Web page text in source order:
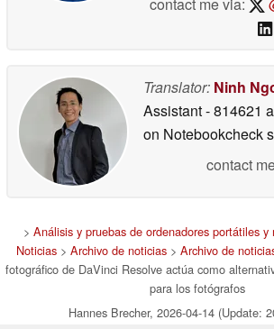
Translator: Ninh
Assistant- 814621
on Notebookcheck
contact
> Análisis y pruebas de ordenadores portátiles
Noticias > Archivo de noticias > Archivo de
fotográfico de DaVinci Resolve actúa como
para los fotógrafos
Hannes Brecher, 2026-04-14 (Update: